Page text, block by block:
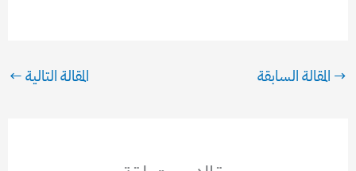
→ المقالة السابقة المقالة التالية←